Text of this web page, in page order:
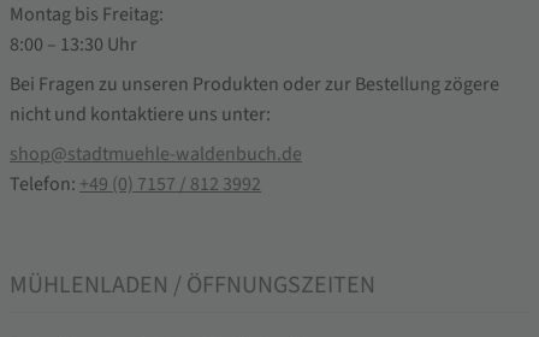
Montag bis Freitag:
8:00 – 13:30 Uhr
Bei Fragen zu unseren Produkten oder zur Bestellung zögere
nicht und kontaktiere uns unter:
shop@stadtmuehle-waldenbuch.de
Telefon: +49 (0) 7157 / 812 3992
MÜHLENLADEN / ÖFFNUNGSZEITEN